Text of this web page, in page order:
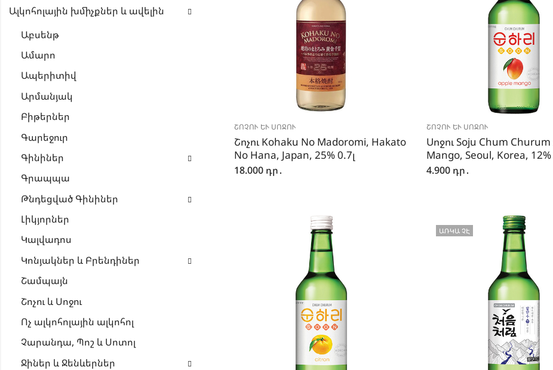
ՇՈՉՈՒ ԵՒ ՍՈՋՈՒ
Շոչու Kohaku No Madoromi, Hakato
No Hana, Japan, 25% 0.7լ
18.000 դր․
ՇՈՉՈՒ ԵՒ ՍՈՋՈՒ
Սոջու Soju Chum Churum
Mango, Seoul, Korea, 12%
4.900 դր․
ԱՌԿԱ ՉԷ
Ալկոհոլային խմիչքներ և ավելին
Աբսենթ
Ամարո
Ապերիտիվ
Արմանյակ
Բիթերներ
Գարեջուր
Գինիներ
Գրապպա
Թնդեցված Գինիներ
Լիկյորներ
Կալվադոս
Կոնյակներ և Բրենդիներ
Շամպայն
Շոչու և Սոջու
Ոչ ալկոհոլային ալկոհոլ
Չարանդա, Պոշ և Սոտոլ
Ջիներ և Ջենևերներ